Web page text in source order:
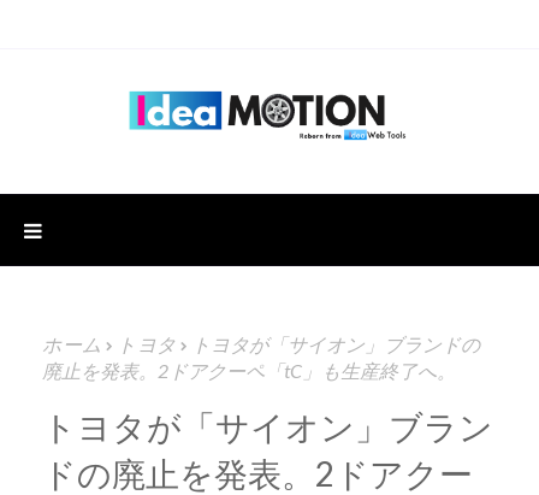
ホーム トヨタ
トヨタが「サイオン」ブランドの
廃止を発表。2ドアクーペ「tC」も生産終了へ。
トヨタが「サイオン」ブラン
ドの廃止を発表。2ドアクー